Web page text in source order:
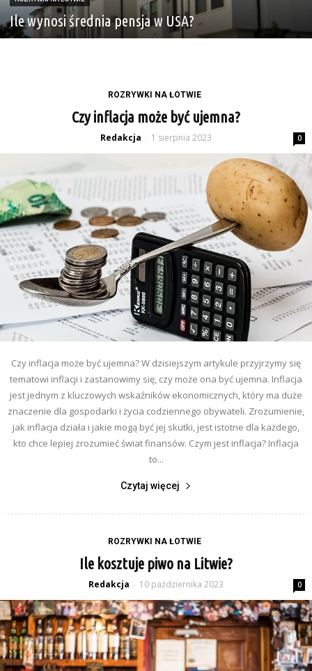
Ile wynosi średnia pensja w USA?
ROZRYWKI NA ŁOTWIE
Czy inflacja może być ujemna?
Redakcja - 1 sierpnia 2023 0
Czy inflacja może być ujemna? W dzisiejszym artykule przyjrzymy się
tematowi inflacji i zastanowimy się, czy może ona być ujemna. Inflacja
jest jednym z kluczowych wskaźników ekonomicznych, który ma duże
znaczenie dla gospodarki i życia codziennego obywateli. Zrozumienie,
jak inflacja działa i jakie mogą być jej skutki, jest istotne dla każdego,
kto chce lepiej zrozumieć świat finansów. Czym jest inflacja? Inflacja
to...
Czytaj więcej
ROZRYWKI NA ŁOTWIE
Ile kosztuje piwo na Litwie?
Redakcja - 10 października 2023 0